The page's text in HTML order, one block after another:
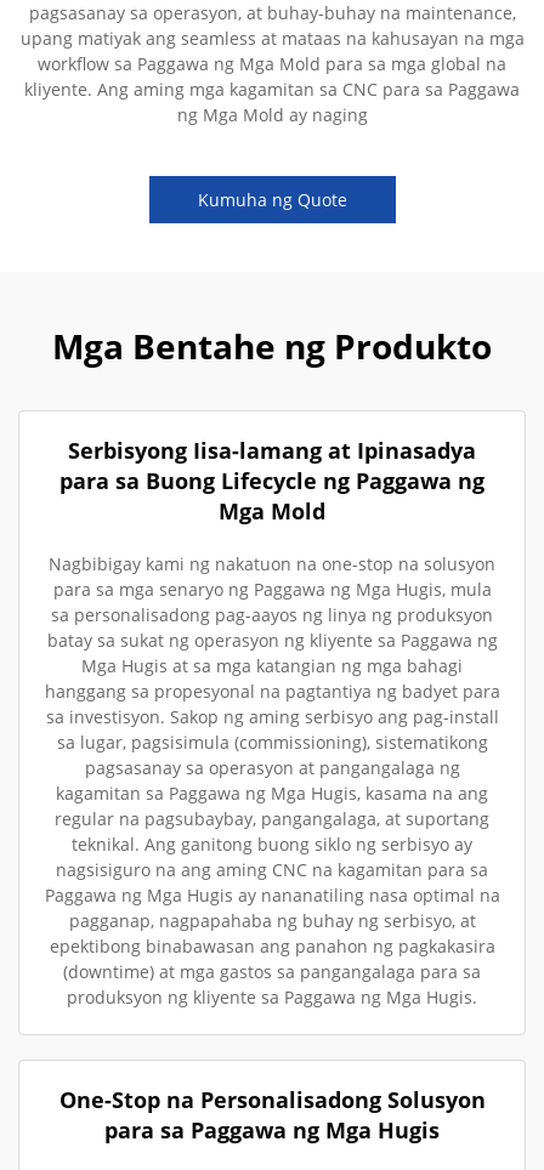
pagsasanay sa operasyon, at buhay-buhay na maintenance,
upang matiyak ang seamless at mataas na kahusayan na mga
workflow sa Paggawa ng Mga Mold para sa mga global na
kliyente. Ang aming mga kagamitan sa CNC para sa Paggawa
ng Mga Mold ay naging
Kumuha ng Quote
Mga Bentahe ng Produkto
Serbisyong Iisa-lamang at Ipinasadya
para sa Buong Lifecycle ng Paggawa ng
Mga Mold
Nagbibigay kami ng nakatuon na one-stop na solusyon
para sa mga senaryo ng Paggawa ng Mga Hugis, mula
sa personalisadong pag-aayos ng linya ng produksyon
batay sa sukat ng operasyon ng kliyente sa Paggawa ng
Mga Hugis at sa mga katangian ng mga bahagi
hanggang sa propesyonal na pagtantiya ng badyet para
sa investisyon. Sakop ng aming serbisyo ang pag-install
sa lugar, pagsisimula (commissioning), sistematikong
pagsasanay sa operasyon at pangangalaga ng
kagamitan sa Paggawa ng Mga Hugis, kasama na ang
regular na pagsubaybay, pangangalaga, at suportang
teknikal. Ang ganitong buong siklo ng serbisyo ay
nagsisiguro na ang aming CNC na kagamitan para sa
Paggawa ng Mga Hugis ay nananatiling nasa optimal na
pagganap, nagpapahaba ng buhay ng serbisyo, at
epektibong binabawasan ang panahon ng pagkakasira
(downtime) at mga gastos sa pangangalaga para sa
produksyon ng kliyente sa Paggawa ng Mga Hugis.
One-Stop na Personalisadong Solusyon
para sa Paggawa ng Mga Hugis